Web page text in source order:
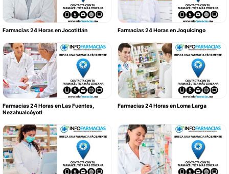
Farmacias 24 Horas en Jocotitlán Farmacias 24 Horas en Joquicingo
Farmacias 24 Horas en Las Fuentes,
Nezahualcóyotl
Farmacias 24 Horas en Loma Larga